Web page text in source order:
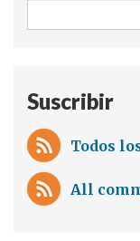
Suscribir
Todos
All